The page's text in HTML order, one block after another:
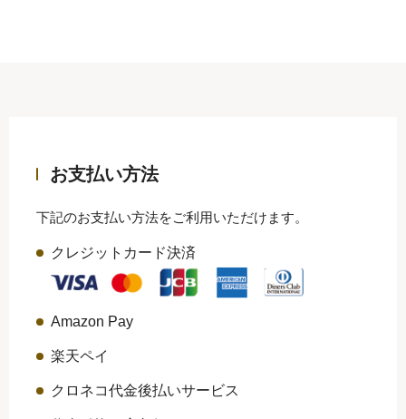
お支払い方法
下記のお支払い方法をご利用いただけます。
クレジットカード決済
Amazon Pay
楽天ペイ
クロネコ代金後払いサービス